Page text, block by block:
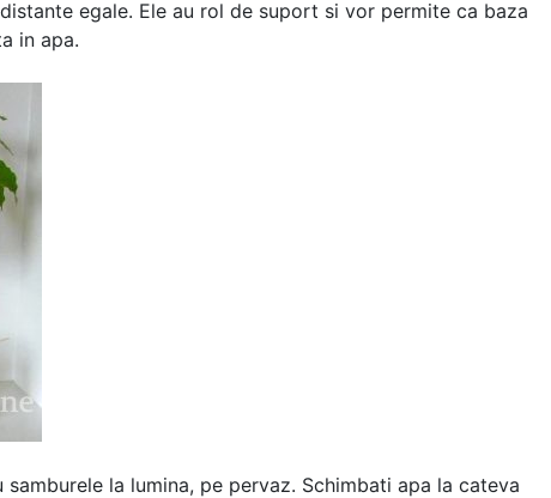
egale. Ele au rol de suport si vor permite ca baza
in apa.
la lumina, pe pervaz. Schimbati apa la cateva